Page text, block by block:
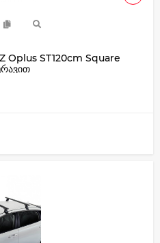
Oplus ST120cm Square